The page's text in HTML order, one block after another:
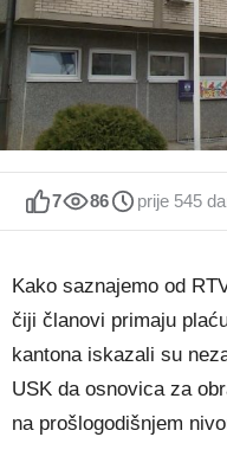
7 86 prije 545
Kako saznajemo od
čiji članovi primaju
kantona iskazali su
USK da osnovica za
na prošlogodišnjem